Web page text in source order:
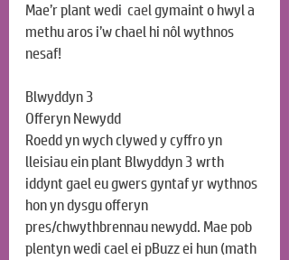
Mae’r plant wedi cael gymaint o hwyl a
methu aros i’w chael hi nôl wythnos
nesaf!
Blwyddyn 3
Offeryn Newydd
Roedd yn wych clywed y cyffro yn
lleisiau ein plant Blwyddyn 3 wrth
iddynt gael eu gwers gyntaf yr wythnos
hon yn dysgu offeryn
pres/chwythbrennau newydd. Mae pob
plentyn wedi cael ei pBuzz ei hun (math